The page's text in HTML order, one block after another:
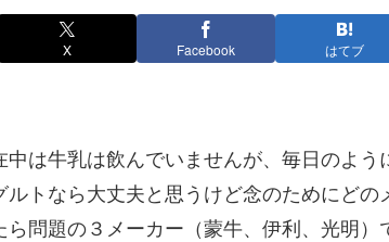
X Facebook はてブ
は牛乳は飲んでいませんが、毎日のよ
ルトなら大丈夫と思うけど念のためにど
ら問題の３メーカー（蒙牛、伊利、光明